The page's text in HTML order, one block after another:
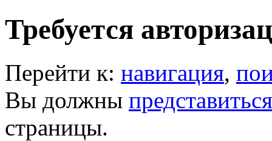
Требуется
Перейти к: навигация,
Вы должны представиться
страницы.